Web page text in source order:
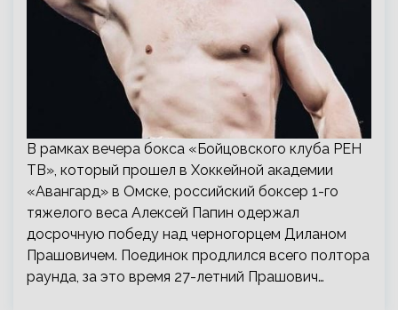
В рамках вечера бокса «Бойцовского клуба РЕН
ТВ», который прошел в Хоккейной академии
«Авангард» в Омске, российский боксер 1-го
тяжелого веса Алексей Папин одержал
досрочную победу над черногорцем Диланом
Прашовичем. Поединок продлился всего полтора
раунда, за это время 27-летний Прашович…